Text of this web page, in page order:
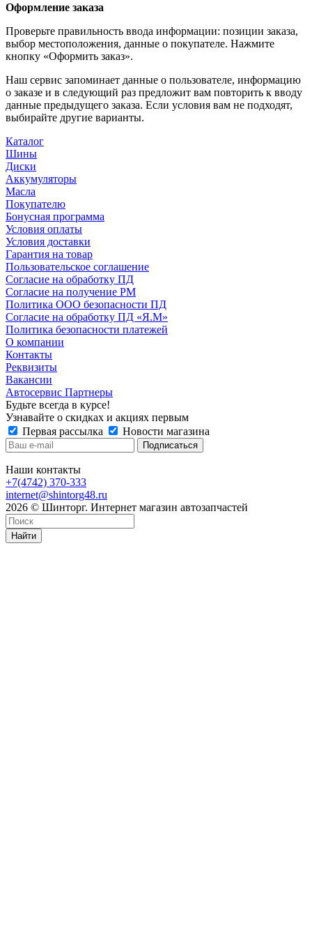
Оформление заказа
Проверьте правильность ввода информации: позиции заказа,
выбор местоположения, данные о покупателе. Нажмите
кнопку «Оформить заказ».
Наш сервис запоминает данные о пользователе, информацию
о заказе и в следующий раз предложит вам повторить к вводу
данные предыдущего заказа. Если условия вам не подходят,
выбирайте другие варианты.
Каталог
Шины
Диски
Аккумуляторы
Масла
Покупателю
Бонусная программа
Условия оплаты
Условия доставки
Гарантия на товар
Пользовательское соглашение
Согласие на обработку ПД
Согласие на получение РМ
Политика ООО безопасности ПД
Согласие на обработку ПД «Я.М»
Политика безопасности платежей
О компании
Контакты
Реквизиты
Вакансии
Автосервис Партнеры
Будьте всегда в курсе!
Узнавайте о скидках и акциях первым
Первая рассылка
Новости магазина
Наши контакты
+7(4742) 370-333
internet@shintorg48.ru
2026 © Шинторг. Интернет магазин автозапчастей
Найти